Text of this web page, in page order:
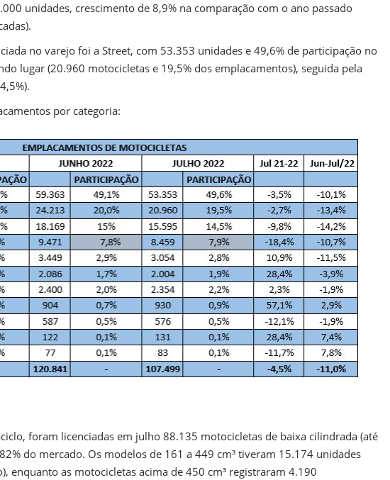
unidades, crescimento de 8,9% na comparação com o ano passado
no varejo foi a Street, com 53.353 unidades e 49,6% de participação no
lugar (20.960 motocicletas e 19,5% dos emplacamentos), seguida pela
por categoria:
foram licenciadas em julho 88.135 motocicletas de baixa cilindrada (até
do mercado. Os modelos de 161 a 449 cm³ tiveram 15.174 unidades
enquanto as motocicletas acima de 450 cm³ registraram 4.190